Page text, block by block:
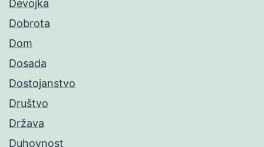
Devojka
Dobrota
Dom
Dosada
Dostojanstvo
Društvo
Država
Duhovnost